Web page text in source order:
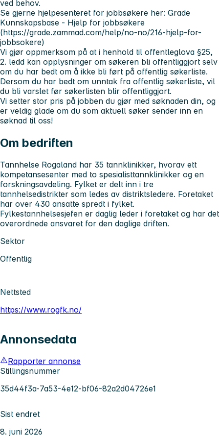
ved behov.
Se gjerne hjelpesenteret for jobbsøkere her: Grade
Kunnskapsbase - Hjelp for jobbsøkere
(https://grade.zammad.com/help/no-no/216-hjelp-for-
jobbsokere)
Vi gjør oppmerksom på at i henhold til offentleglova §25,
2. ledd kan opplysninger om søkeren bli offentliggjort selv
om du har bedt om å ikke bli ført på offentlig søkerliste.
Dersom du har bedt om unntak fra offentlig søkerliste, vil
du bli varslet før søkerlisten blir offentliggjort.
Vi setter stor pris på jobben du gjør med søknaden din, og
er veldig glade om du som aktuell søker sender inn en
søknad til oss!
Om bedriften
Tannhelse Rogaland har 35 tannklinikker, hvorav ett
kompetansesenter med to spesialisttannklinikker og en
forskningsavdeling. Fylket er delt inn i tre
tannhelsedistrikter som ledes av distriktsledere. Foretaket
har over 430 ansatte spredt i fylket.
Fylkestannhelsesjefen er daglig leder i foretaket og har det
overordnede ansvaret for den daglige driften.
Sektor
Offentlig
Nettsted
https://www.rogfk.no/
Annonsedata
Rapporter annonse
Stillingsnummer
35d44f3a-7a53-4e12-bf06-82a2d04726e1
Sist endret
8. juni 2026